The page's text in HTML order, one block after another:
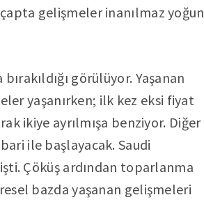
çapta gelişmeler inanılmaz yoğun
görülüyor. Yaşanan
yaşanırken; ilk kez eksi fiyat
ikiye ayrılmışa benziyor. Diğer
ile başlayacak. Saudi
Çöküş ardından toparlanma
bazda yaşanan gelişmeleri